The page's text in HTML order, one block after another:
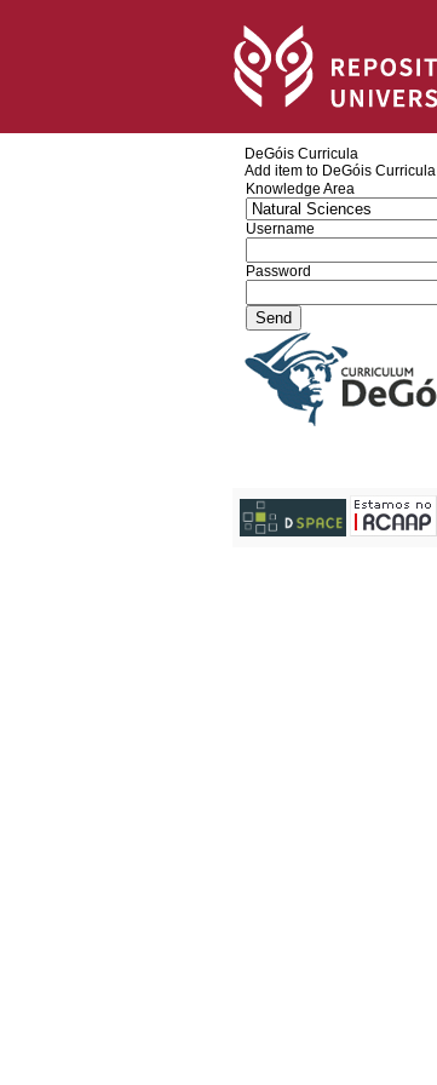
DeGóis Curricula
Add item to DeGóis Curricula
Knowledge Area
Username
Password